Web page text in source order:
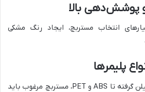
پوشش‌دهی بالا
انتخاب مستربچ، ایجاد رنگ مشکی
پلیمرها
از پلی‌اتیلن و پلی‌پروپیلن گرفته تا ABS و PET، مستربچ مرغوب باید